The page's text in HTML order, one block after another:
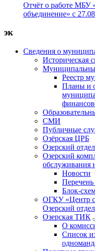
Отчёт о работе МБУ
объединение» с
эк
Сведения о
Историческая
Реестр
Планы и
СМИ
Публичные
Озёрская ЦРБ
Озерский
Озерский
обслуживания
Новости
Перечень
Блок-
ОГКУ «Центр
Озерский отдел
Озерская ТИК
О
Список